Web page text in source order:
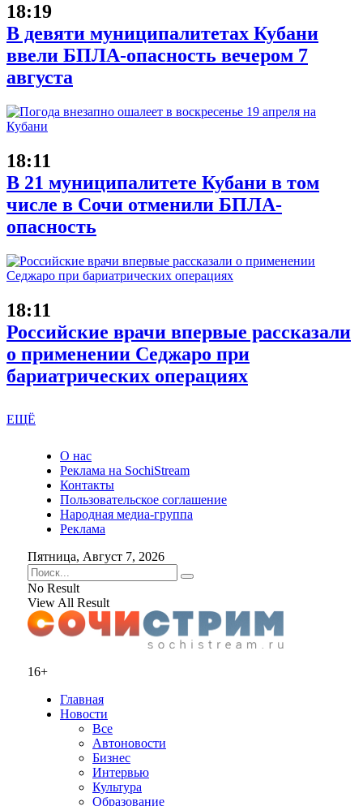
18:19
В девяти муниципалитетах Кубани
ввели БПЛА-опасность вечером 7
августа
18:11
В 21 муниципалитете Кубани в том
числе в Сочи отменили БПЛА-
опасность
18:11
Российские врачи впервые рассказали
о применении Седжаро при
бариатрических операциях
ЕЩЁ
О нас
Реклама на SochiStream
Контакты
Пользовательское соглашение
Народная медиа-группа
Реклама
Пятница, Август 7, 2026
No Result
View All Result
16+
Главная
Новости
Все
Автоновости
Бизнес
Интервью
Культура
Образование